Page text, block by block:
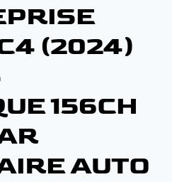
(2024)
156CH
AUTO